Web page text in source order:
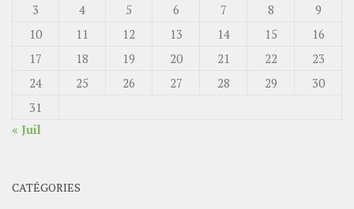
3
4 5 6 7 8
9
10
11 12 13 14 15
16
17
18 19 20 21 22
23
24
25 26 27 28 29
30
31
« Juil
CATÉGORIES